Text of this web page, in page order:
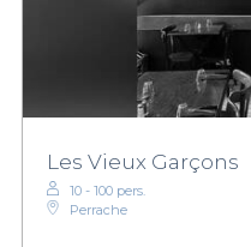
Les Vieux Garçons
10 - 100 pers.
Perrache